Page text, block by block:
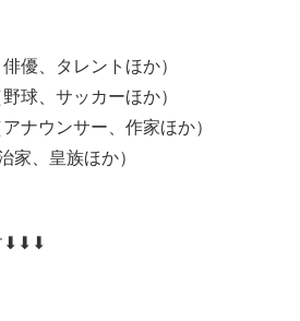
俳優、タレントほか）
野球、サッカーほか）
アナウンサー、作家ほか）
家、皇族ほか）
⬇⬇⬇